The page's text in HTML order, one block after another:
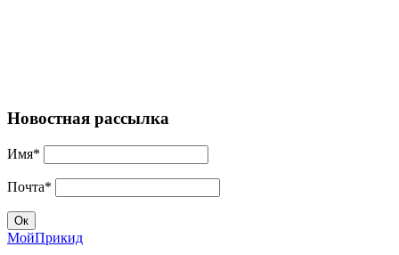
Новостная рассылка
Имя*
Почта*
МойПрикид